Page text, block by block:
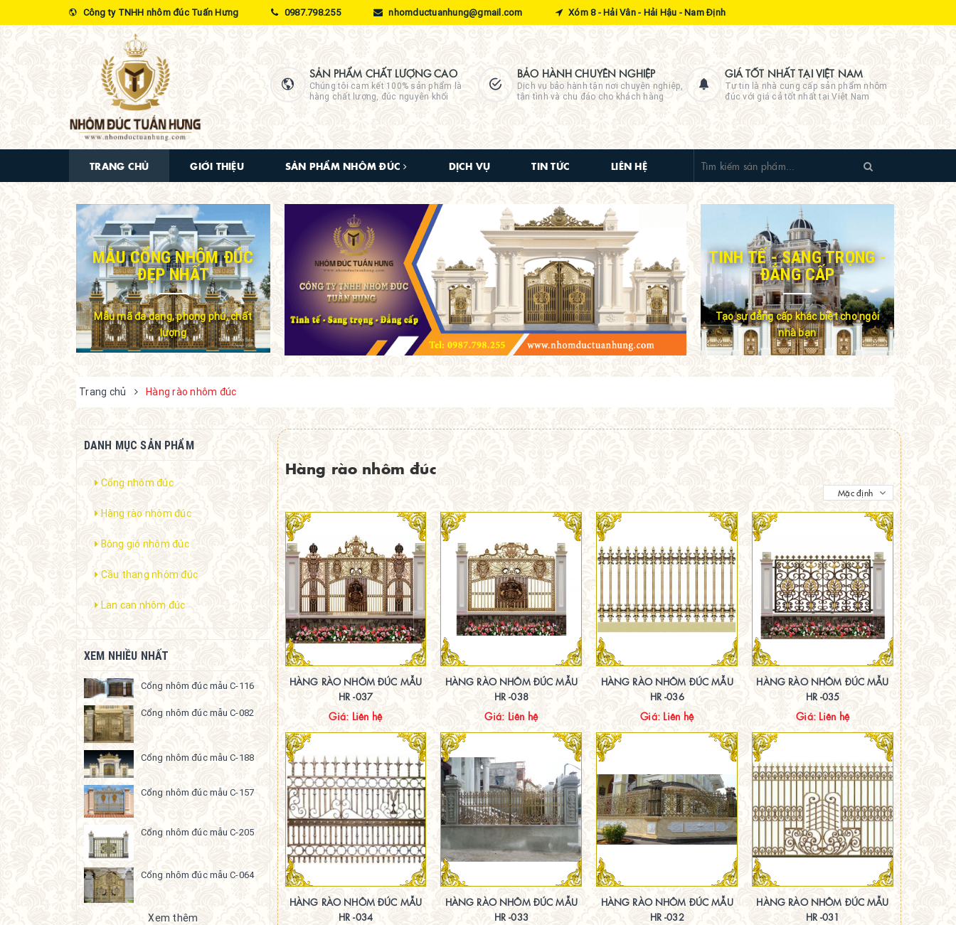
Công ty TNHH nhôm đúc Tuấn Hưng 0987.798.255 nhomductuanhung@gmail.com Xóm 8 - Hải Vân - Hải Hậu - Nam Định
SẢN PHẨM CHẤT LƯỢNG CAO
Chúng tôi cam kết 100% sản phẩm là
hàng chất lượng, đúc nguyên khối
BẢO HÀNH CHUYÊN NGHIỆP
Dịch vụ bảo hành tận nơi chuyên nghiệp,
tận tình và chu đáo cho khách hàng
GIÁ TỐT NHẤT TẠI VIỆT NAM
Tự tin là nhà cung cấp sản phẩm nhôm
đúc với giá cả tốt nhất tại Việt Nam
TRANG CHỦ GIỚI THIỆU SẢN PHẨM NHÔM ĐÚC DỊCH VỤ TIN TỨC LIÊN HỆ
MẪU CỔNG NHÔM ĐÚC
ĐẸP NHẤT
Mẫu mã đa dạng, phong phú, chất
lượng
TINH TẾ - SANG TRỌNG -
ĐẲNG CẤP
Tạo sự đẳng cấp khác biệt cho ngôi
nhà bạn
Trang chủ Hàng rào nhôm đúc
Hàng rào nhôm đúc
HÀNG RÀO NHÔM ĐÚC MẪU
HR -037
Giá: Liên hệ
HÀNG RÀO NHÔM ĐÚC MẪU
HR -038
Giá: Liên hệ
HÀNG RÀO NHÔM ĐÚC MẪU
HR -036
Giá: Liên hệ
HÀNG RÀO NHÔM ĐÚC MẪU
HR -035
Giá: Liên hệ
HÀNG RÀO NHÔM ĐÚC MẪU
HR -034
HÀNG RÀO NHÔM ĐÚC MẪU
HR -033
HÀNG RÀO NHÔM ĐÚC MẪU
HR -032
HÀNG RÀO NHÔM ĐÚC MẪU
HR -031
DANH MỤC SẢN PHẨM
Cổng nhôm đúc
Hàng rào nhôm đúc
Bông gió nhôm đúc
Cầu thang nhôm đúc
Lan can nhôm đúc
XEM NHIỀU NHẤT
Cổng nhôm đúc mẫu C-116
Cổng nhôm đúc mẫu C-082
Cổng nhôm đúc mẫu C-188
Cổng nhôm đúc mẫu C-157
Cổng nhôm đúc mẫu C-205
Cổng nhôm đúc mẫu C-064
Xem thêm